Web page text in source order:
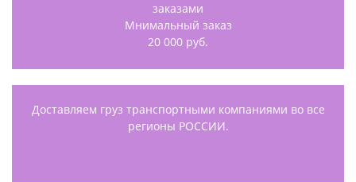
заказами
Мнимальный заказ
20 000 руб.
Доставляем груз транспортными компаниями во все
регионы РОССИИ.